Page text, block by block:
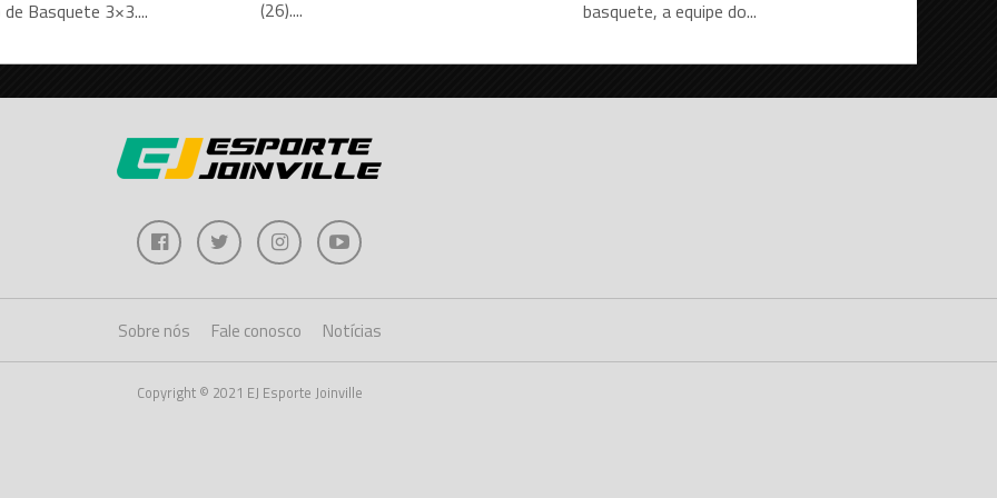
de Basquete 3×3....
(26)....
basquete, a equipe do...
Sobre nós Fale conosco Notícias
Copyright © 2021 EJ Esporte Joinville